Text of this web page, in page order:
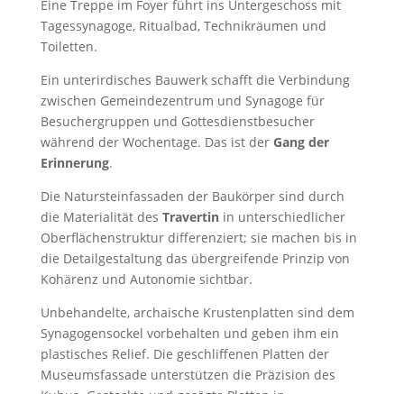
Eine Treppe im Foyer führt ins Untergeschoss mit
Tagessynagoge, Ritualbad, Technikräumen und
Toiletten.
Ein unterirdisches Bauwerk schafft die Verbindung
zwischen Gemeindezentrum und Synagoge für
Besuchergruppen und Gottesdienstbesucher
während der Wochentage. Das ist der Gang der
Erinnerung.
Die Natursteinfassaden der Baukörper sind durch
die Materialität des Travertinin unterschiedlicher
Oberflächenstruktur differenziert; sie machen bis in
die Detailgestaltung das übergreifende Prinzip von
Kohärenz und Autonomie sichtbar.
Unbehandelte, archaische Krustenplatten sind dem
Synagogensockel vorbehalten und geben ihm ein
plastisches Relief. Die geschliffenen Platten der
Museumsfassade unterstützen die Präzision des